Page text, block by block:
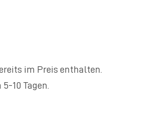
im Preis enthalten.
10 Tagen.